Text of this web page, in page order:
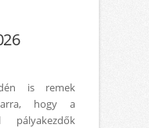
is remek
arra, hogy a